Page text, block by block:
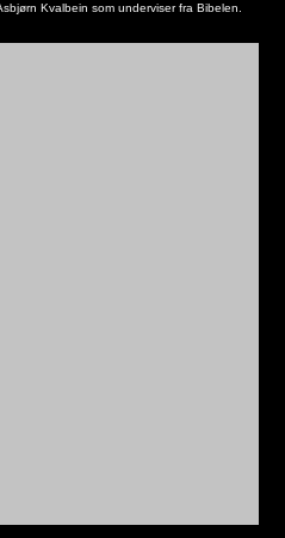
Kvalbein som underviser fra Bibelen.